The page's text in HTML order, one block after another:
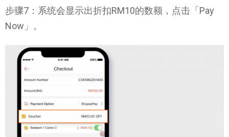
步骤7：系统会显示出折扣RM10的数额，点击「Pay
Now」。